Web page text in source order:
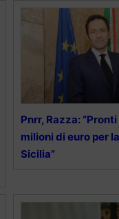
Pnrr, Razza:
milioni di euro per
Sicilia”